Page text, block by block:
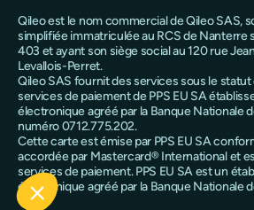
Qileo est le nom commercial de Qileo SAS,
simplifiée immatriculée au RCS de Nanterre
403 et ayant son siège social au 120 rue
Levallois-Perret.
Qileo SAS fournit des services sous le statut
services de paiement de PPS EU SA
électronique agréé par la Banque Nationale
numéro 0712.775.202.
Cette carte est émise par PPS EU SA
accordée par Mastercard® International et
services de paiement. PPS EU SA est un
électronique agréé par la Banque Nationale